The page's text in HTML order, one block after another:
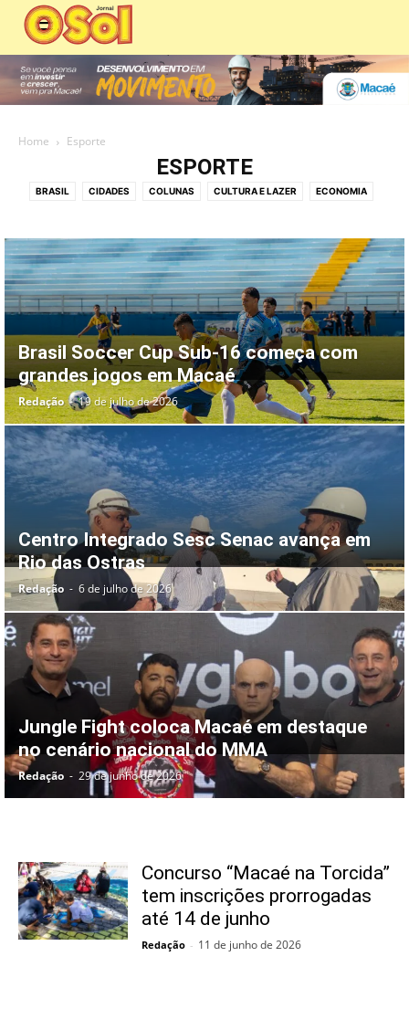
Home Esporte
ESPORTE
BRASIL CIDADES COLUNAS CULTURA E LAZER ECONOMIA
EDUCAÇÃO EMPREGO ESPIRITUALIDADE ESPORTE
MEIO AMBIENTE MOBILIDADE URBANA PANORAMA POLÍTICO
PATROCINADO POLICIAL POLÍTICA SAÚDE
SERVIÇOS PÚBLICOS SOCIAL TECNOLOGIA VÍDEO
Brasil Soccer Cup Sub-16 começa com
grandes jogos em Macaé
Redação - 19 de julho de 2026
Centro Integrado Sesc Senac avança em
Rio das Ostras
Redação - 6 de julho de 2026
Jungle Fight coloca Macaé em destaque
no cenário nacional do MMA
Redação - 29 de junho de 2026
Concurso “Macaé na Torcida”
tem inscrições prorrogadas
até 14 de junho
Redação - 11 de junho de 2026